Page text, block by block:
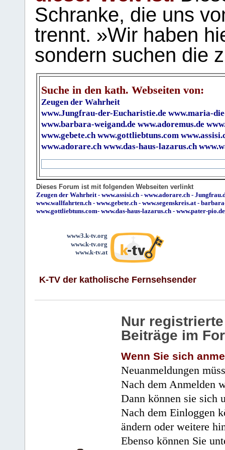
Schranke, die uns
trennt. »Wir haben
sondern suchen die
Suche in den kath. Webseiten von:
Zeugen der Wahrheit
www.Jungfrau-der-Eucharistie.de www.maria-
www.barbara-weigand.de www.adoremus.de
www.gebete.ch www.gottliebtuns.com
www.adorare.ch www.das-haus-lazarus.ch
Dieses Forum ist mit folgenden Webseiten verlinkt
Zeugen der Wahrheit- www.assisi.ch - www.adorare.ch -
www.wallfahrten.ch - www.gebete.ch - www.segenskreis.at-
www.gottliebtuns.com- www.das-haus-lazarus.ch - www.pater-pio.de
www3.k-tv.org
www.k-tv.org
www.k-tv.at
K-TV der katholische Fernsehsender
Nur
Beiträge im
Wenn Sie sich
Neuanmeldungen
Nach dem Anmelden
Dann können sie sich
Nach dem Einloggen
ändern oder weitere
Ebenso können Sie